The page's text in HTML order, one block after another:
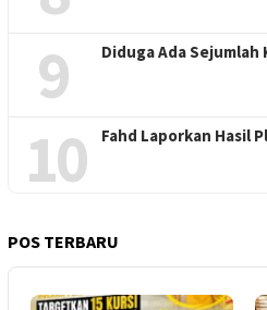
9 Diduga Ada
10 Fahd Laporkan Hasil
POS TERBARU